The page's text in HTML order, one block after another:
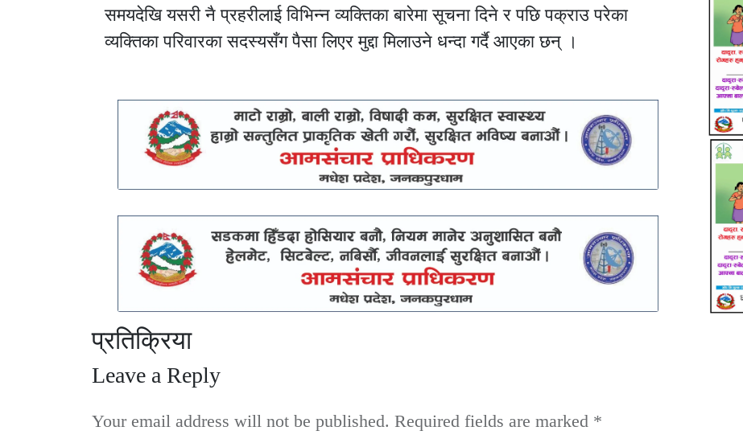
समयदेखि यसरी नै प्रहरीलाई विभिन्न व्यक्तिका बारेमा सूचना दिने र पछि पक्राउ परेका
व्यक्तिका परिवारका सदस्यसँग पैसा लिएर मुद्दा मिलाउने धन्दा गर्दै आएका छन् ।
प्रतिक्रिया
Leave a Reply
Your email address will not be published. Required fields are marked *